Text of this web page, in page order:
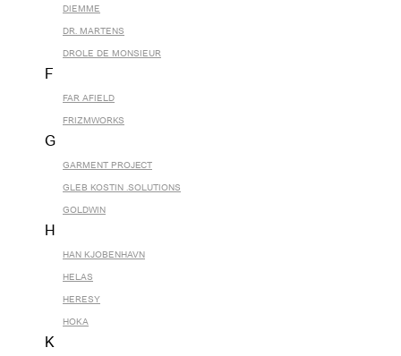
DIEMME
DR. MARTENS
DROLE DE MONSIEUR
F
FAR AFIELD
FRIZMWORKS
G
GARMENT PROJECT
GLEB KOSTIN .SOLUTIONS
GOLDWIN
H
HAN KJOBENHAVN
HELAS
HERESY
HOKA
K